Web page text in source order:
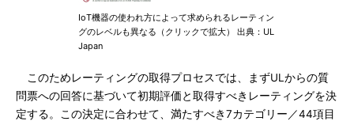
IoT機器の使われ方によって求められるレーティン
グのレベルも異なる（クリックで拡大） 出典：UL
Japan
このためレーティングの取得プロセスでは、まずULからの質
問票への回答に基づいて初期評価と取得すべきレーティングを決
定する。この決定に合わせて、満たすべき7カテゴリー／44項目